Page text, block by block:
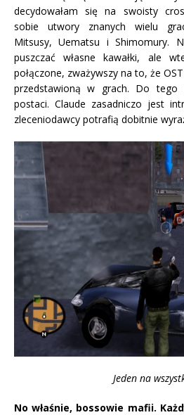
decydowałam się na swoisty
sobie utwory znanych wielu
Mitsusy, Uematsu i Shimomury.
puszczać własne kawałki, ale
połączone, zważywszy na to, że
przedstawioną w grach. Do tego
postaci. Claude zasadniczo jest
zleceniodawcy potrafią dobitnie
Jeden na
No właśnie, bossowie mafii.